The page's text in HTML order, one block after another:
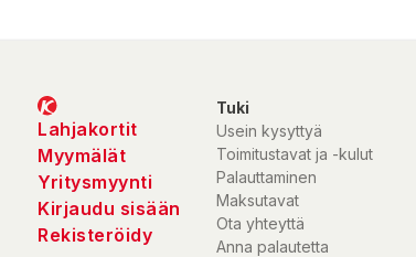
Lahjakortit
Myymälät
Yritysmyynti
Kirjaudu sisään
Rekisteröidy
Tuki
Usein kysyttyä
Toimitustavat ja -kulut
Palauttaminen
Maksutavat
Ota yhteyttä
Anna palautetta